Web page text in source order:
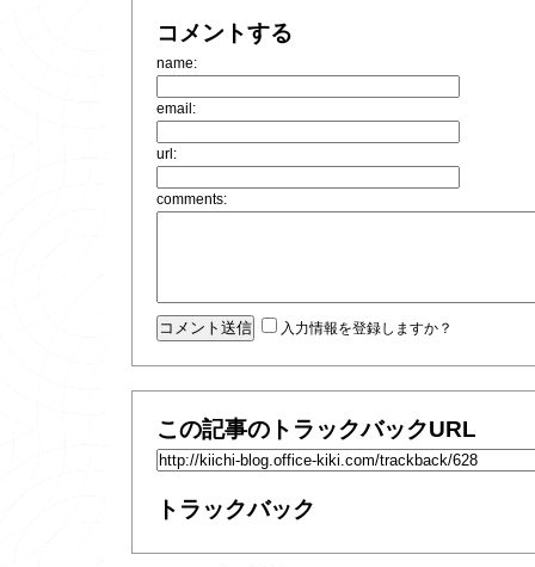
コメントする
name:
email:
url:
comments:
入力情報を登録しますか？
この記事のトラックバックURL
トラックバック